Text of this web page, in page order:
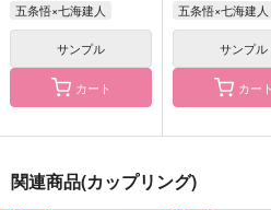
閑話
944
夢中説夢
787
五条悟×七海建人
サンプル
カート
五条悟×七海建人
サンプル
カート
関連商品(カップリング)